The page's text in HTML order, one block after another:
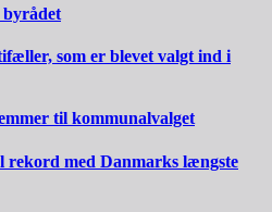
byrådet
som er blevet valgt ind i
til kommunalvalget
rekord med Danmarks længste